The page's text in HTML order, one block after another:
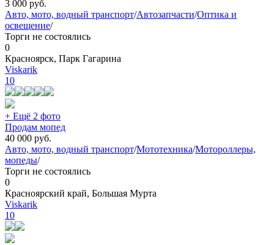
3 000 руб.
Авто, мото, водный транспорт/Автозапчасти/Оптика и
освещение/
Торги не состоялись
0
Красноярск, Парк Гагарина
Viskarik
10
+ Ещё 2 фото
Продам мопед
40 000 руб.
Авто, мото, водный транспорт/Мототехника/Мотороллеры,
мопеды/
Торги не состоялись
0
Красноярский край, Большая Мурта
Viskarik
10